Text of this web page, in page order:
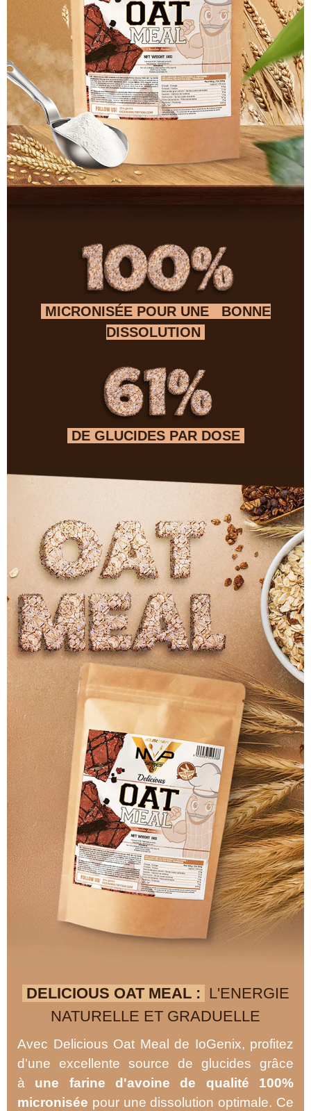
MICRONISÉE POUR UNE BONNE
DISSOLUTION
DE GLUCIDES PAR DOSE
DELICIOUS OAT MEAL : L'ENERGIE
NATURELLE ET GRADUELLE
Avec Delicious Oat Meal de IoGenix, profitez
d'une excellente source de glucides grâce
à une farine d'avoine de qualité 100%
micronisée pour une dissolution optimale. Ce